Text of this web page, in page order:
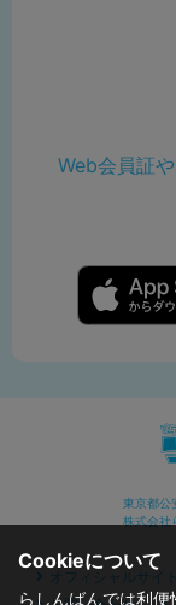
Web会員証
東京都公
株式会社
オフィシャルサイト
Cookieについて
らしんばんでは利